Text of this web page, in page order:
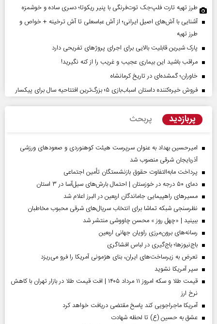
طرز تهیه تارت فلپ‌جک توت‌فرنگی با پنیر ریکوتا؛ دسری ساده و خوشمزه
آشنایی با آش‌های اصیل ایرانی؛ از آش عباسعلی تا آش ترخینه + خواص و
طرز تهیه
پارک شیرین قابلیت‌ بالایی برای اجرای پروژهای تفریحی دارد
مراقب باشید این بیماری عجیب و غریب را از کنه نگیرید!
خاوران؛ گمشده‌ای در تاریخ کرمانشاه
فروش خیره‌کننده داستان اسباب‌بازی ۵؛ بزرگ‌ترین افتتاحیه سال برای پیکسار
پربازدید پربحث
امیرحسین بهداد به عنوان سرپرست هیئت کوهنوردی و صعودهای ورزشی
آذربایجان شرقی منصوب شد
پرداخت مابه‌التفاوت حقوق بازنشستگان تأمین اجتماعی
دمای ۵۰ درجه در خوزستان | احتمال بارش‌های سیل‌آسا در ۳ استان
مسیر‌های راهپیمایی جاماندگان اربعین در البرز اعلام شد
نظرسنجی شبکه تماشا برای انتخاب سریال‌های شرقی محبوب مخاطبان
ببینید | «چهل روز » محسن چاووشی منتشر شد
رسانه‌های برون‌مرزی راویان جهانی اربعین
باج‌نیوزها؛ باج‌گیری در لباس افشاگری
تعرض به زیرساخت‌های ایران، بنای هژمونی آمریکا را فرو می‌ریزد
سپر آمریکا نشوید
قیمت طلا و سکه امروز ۱۱ مرداد ۱۴۰۵ | افت قیمت طلا در بازار تهران با کاهش
نرخ ارز
آمریکا ماجراجویی کند پاسخ مقتضی دریافت خواهد کرد
عشق به حسین (ع) تا لحظه شهادت